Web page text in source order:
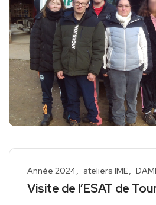
Année 2024 ateliers IME
Visite de l’ESAT de